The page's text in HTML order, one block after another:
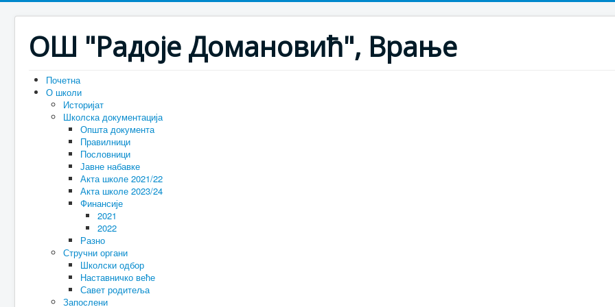
ОШ "Радоје Домановић", Врање
Почетна
О школи
Историјат
Школска документација
Општа документа
Правилници
Пословници
Јавне набавке
Акта школе 2021/22
Акта школе 2023/24
Финансије
2021
2022
Разно
Стручни органи
Школски одбор
Наставничко веће
Савет родитеља
Запослени